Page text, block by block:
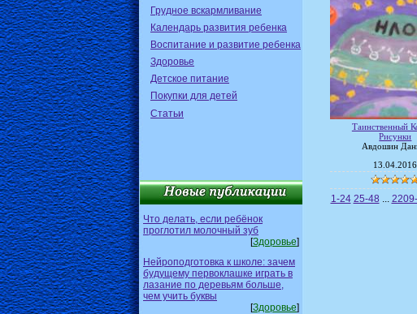
Грудное вскармливание
Календарь развития ребенка
Воспитание и развитие ребенка
Здоровье
Детское питание
Покупки для детей
Статьи
Что делать, если ребёнок
проглотил молочный зуб
[Здоровье]
Нейроподготовка к школе: зачем
будущему первоклашке играть в
лазание по деревьям больше,
чем учить буквы
[Здоровье]
Таинственный
Рисунки
Авдошин
13.04.2016
1-24 25-48 ...